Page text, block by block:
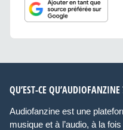
QU’EST-CE QU’AUDIOFANZINE
Audiofanzine est une
musique et à l’audio, à la